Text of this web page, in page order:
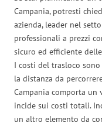
Campania, potresti
azienda, leader nel
professionali a prezzi
sicuro ed efficiente
I costi del trasloco
la distanza da
Campania comporta
incide sui costi totali.
un altro elemento da